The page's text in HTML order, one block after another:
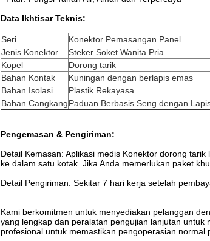
Data Ikhtisar Teknis:
Seri Konektor Pemasangan Panel
Jenis Konektor
Steker Soket Wanita Pria
Kopel
Dorong tarik
Bahan Kontak
Kuningan dengan berlapis emas
Bahan Isolasi
Plastik Rekayasa
Bahan CangkangPaduan Berbasis Seng dengan
Pengemasan & Pengiriman:
Detail Kemasan: Aplikasi medis Konektor dorong
ke dalam satu kotak. Jika Anda memerlukan paket
Detail Pengiriman: Sekitar 7 hari kerja setelah
Kami berkomitmen untuk menyediakan pelanggan
yang lengkap dan peralatan pengujian lanjutan
profesional untuk memastikan pengoperasian normal